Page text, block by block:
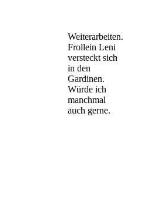
Weiterarbeiten.
Frollein Leni
versteckt sich
in den
Gardinen.
Würde ich
manchmal
auch gerne.